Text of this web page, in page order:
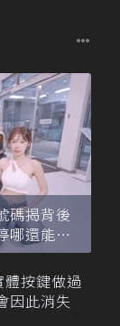
碼揭背後
哪還能幫
按鍵做過
因此消失